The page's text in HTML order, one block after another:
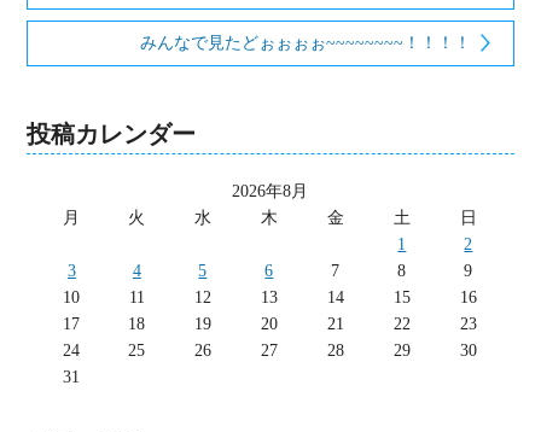
みんなで見たどぉぉぉぉ~~~~~~~~！！！！
投稿カレンダー
2026年8月
月
火 水 木 金 土
日
1
2
3
4 5 6 7 8
9
10
11 12 13 14 15
16
17
18 19 20 21 22
23
24
25 26 27 28 29
30
31